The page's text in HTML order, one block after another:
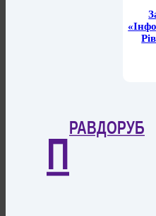
П
РАВДОРУБ